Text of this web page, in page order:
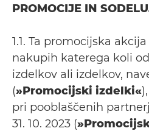
PROMOCIJE IN
1.1. Ta promocijska
nakupih katerega koli
izdelkov ali izdelkov,
(»Promocijski izdelki«
pri pooblaščenih
31. 10. 2023 (